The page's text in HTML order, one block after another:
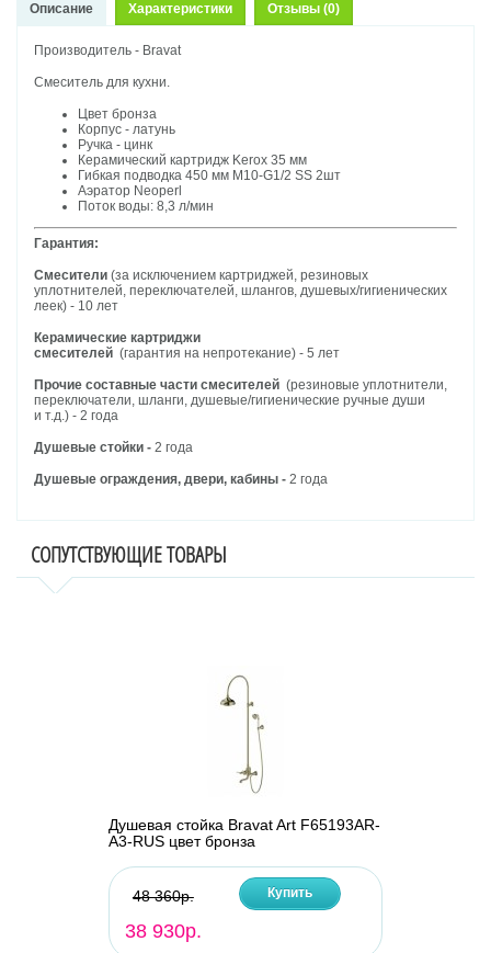
Описание Характеристики Отзывы (0)
Производитель - Bravat
Смеситель для кухни.
Цвет бронза
Корпус - латунь
Ручка - цинк
Керамический картридж Kerox 35 мм
Гибкая подводка 450 мм M10-G1/2 SS 2шт
Аэратор Neoperl
Поток воды: 8,3 л/мин
Гарантия:
Смесители(за исключением картриджей, резиновых
уплотнителей, переключателей, шлангов, душевых/гигиенических
леек) - 10 лет
Керамические картриджи
смесителей (гарантия на непротекание) - 5 лет
Прочие составные части смесителей (резиновые уплотнители,
переключатели, шланги, душевые/гигиенические ручные души
и т.д.) - 2 года
Душевые стойки -2 года
Душевые ограждения, двери, кабины -2 года
СОПУТСТВУЮЩИЕ ТОВАРЫ
Душевая стойка Bravat Art F65193AR-
A3-RUS цвет бронза
48 360р.
38 930р.
Купить